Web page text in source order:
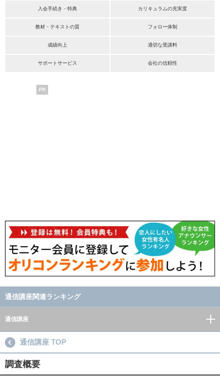
入会手続き・特典 カリキュラムの充実度
教材・テキストの質 フォロー体制
成績向上 適切な受講料
サポートサービス 会社の信頼性
PR
通信講座関連ランキング
通信講座
通信講座 TOP
調査概要